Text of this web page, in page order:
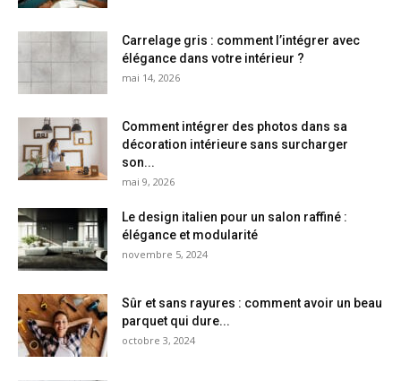
Carrelage gris : comment l’intégrer avec
élégance dans votre intérieur ?
mai 14, 2026
Comment intégrer des photos dans sa
décoration intérieure sans surcharger
son...
mai 9, 2026
Le design italien pour un salon raffiné :
élégance et modularité
novembre 5, 2024
Sûr et sans rayures : comment avoir un beau
parquet qui dure...
octobre 3, 2024